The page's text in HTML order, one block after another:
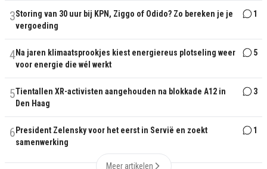
3Storing van 30 uur bij KPN, Ziggo of Odido? Zo bereken je je
vergoeding
1
4Na jaren klimaatsprookjes kiest energiereus plotseling weer
voor energie die wél werkt
5
5Tientallen XR-activisten aangehouden na blokkade A12 in
Den Haag
3
6 President Zelensky voor het eerst in Servië en zoekt
samenwerking
1
Meer artikelen